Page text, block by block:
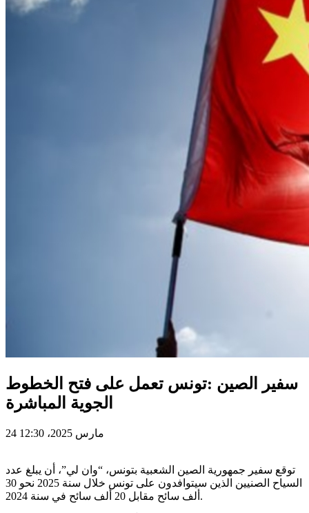
سفير الصين :تونس تعمل على فتح الخطوط
الجوية المباشرة
24 مارس 2025، 12:30
توقع سفير جمهورية الصين الشعبية بتونس، “وان لي”، أن يبلغ عدد
السياح الصنيين الذين سيتوافدون على تونس خلال سنة 2025 نحو 30
ألف سائح مقابل 20 ألف سائح في سنة 2024.